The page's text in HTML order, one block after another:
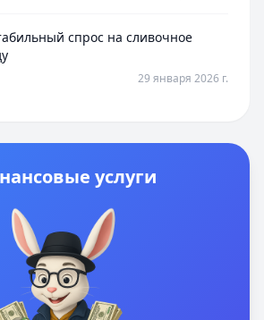
спрос на сливочное
29 января 2026 г.
услуги